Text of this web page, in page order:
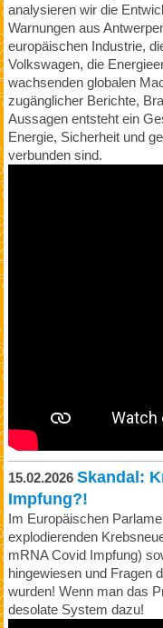
analysieren wir die
Warnungen aus
europäischen Industrie,
Volkswagen, die
wachsenden globalen
zugänglicher Berichte,
Aussagen entsteht ein
Energie, Sicherheit und
verbunden sind.
15.02.2026 Skandal:
Impfung?!
Im Europäischen
explodierenden
mRNA Covid Impfung)
hingewiesen und Fragen
wurden! Wenn man das
desolate System dazu!